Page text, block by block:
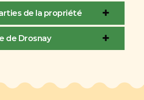
de la propriété
de Drosnay